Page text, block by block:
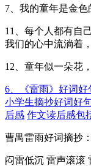
7、我的童年是金色
11、每个人都有自
我们的心中流淌着
12、童年似一朵花
6、《雷雨》好词好
小学生摘抄好词好
后感 作文读后感包
曹禺雷雨好词摘抄：
闷雷低沉 雷声滚滚